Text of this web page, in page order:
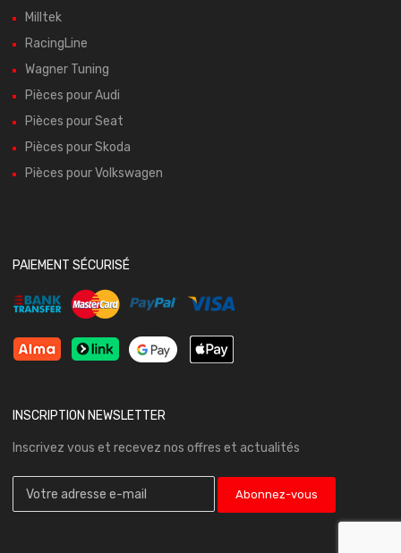
Milltek
RacingLine
Wagner Tuning
Pièces pour Audi
Pièces pour Seat
Pièces pour Skoda
Pièces pour Volkswagen
PAIEMENT SÉCURISÉ
INSCRIPTION NEWSLETTER
Inscrivez vous et recevez nos offres et actualités